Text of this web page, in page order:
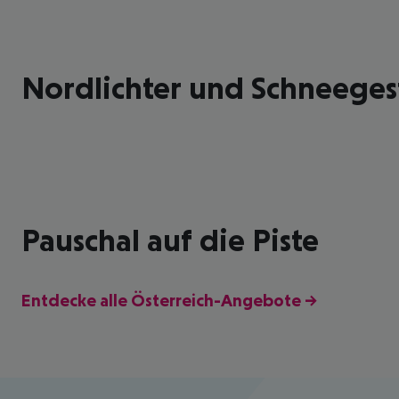
Nordlichter und
Pauschal auf die Piste
Entdecke alle Österreich-Angebote →